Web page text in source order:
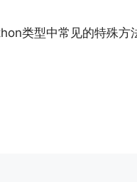
类型中常见的特殊方